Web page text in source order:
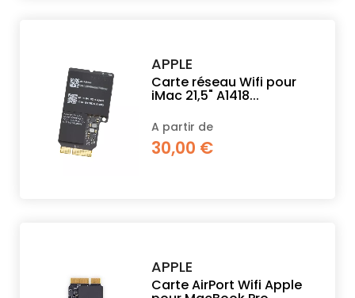
APPLE
Carte réseau Wifi pour
iMac 21,5" A1418...
A partir de
30,00 €
APPLE
Carte AirPort Wifi Apple